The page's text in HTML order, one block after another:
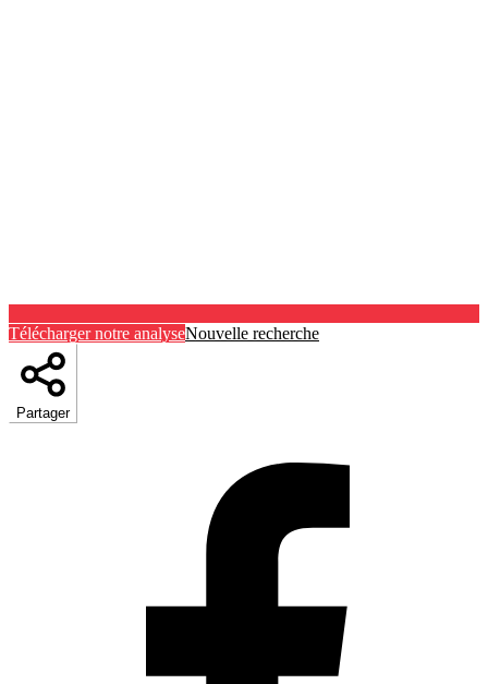
Télécharger notre analyseNouvelle recherche
Partager